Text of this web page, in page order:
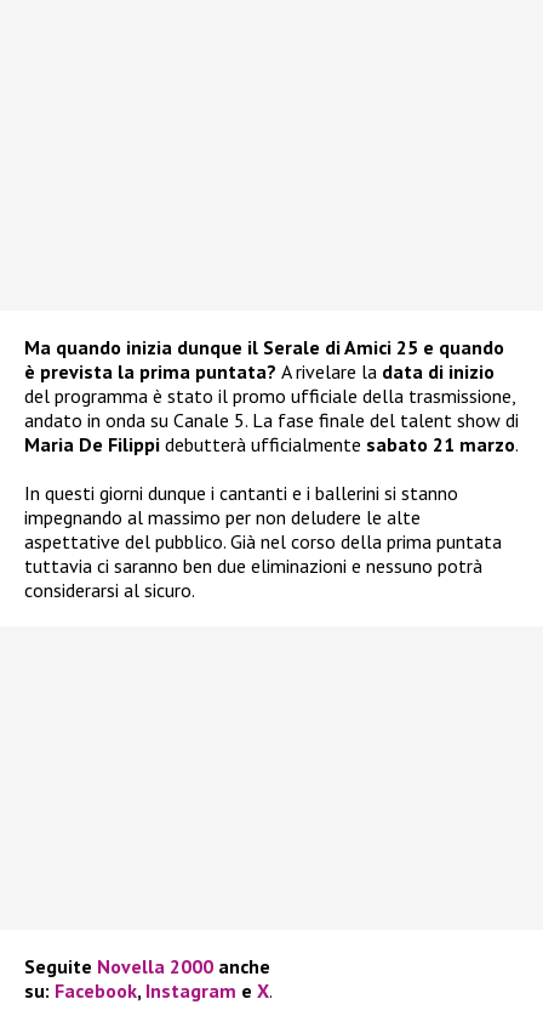
Ma quando inizia dunque il Serale di Amici 25 e quando
è prevista la prima puntata? A rivelare la data di inizio
del programma è stato il promo ufficiale della trasmissione,
andato in onda su Canale 5. La fase finale del talent show di
Maria De Filippi debutterà ufficialmente sabato 21 marzo.
In questi giorni dunque i cantanti e i ballerini si stanno
impegnando al massimo per non deludere le alte
aspettative del pubblico. Già nel corso della prima puntata
tuttavia ci saranno ben due eliminazioni e nessuno potrà
considerarsi al sicuro.
Seguite Novella 2000 anche
su: Facebook, Instagram e X.